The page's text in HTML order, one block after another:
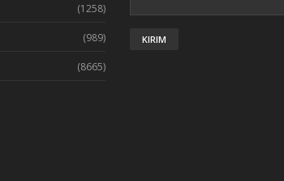
(1258)
(989)
(8665)